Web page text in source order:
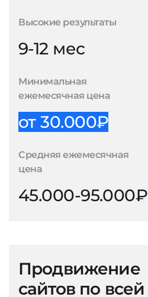
Высокие результаты
9-12 мес
Минимальная
ежемесячная цена
от 30.000₽
Средняя ежемесячная
цена
45.000-95.000₽
Продвижение
сайтов по всей